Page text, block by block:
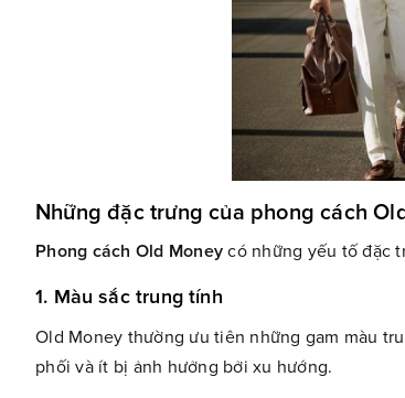
Những đặc trưng của phong cách
Phong cách Old Money có những yếu tố đặc
1. Màu sắc trung tính
Old Money thường ưu tiên những gam màu
phối và ít bị ảnh hưởng bởi xu hướng.